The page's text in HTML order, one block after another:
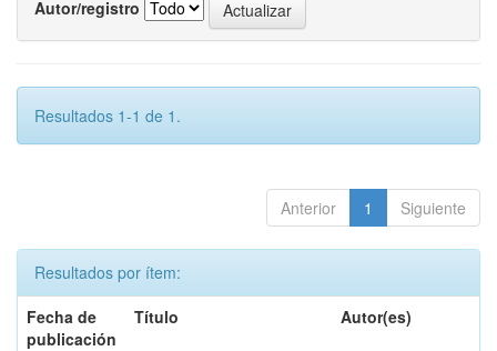
Autor/registro
Resultados 1-1 de 1.
Anterior 1 Siguiente
Resultados por ítem:
Fecha de
publicación
Título Autor(es)